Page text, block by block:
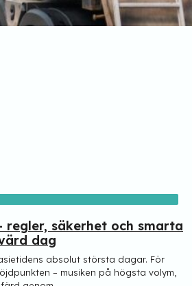
regler, säkerhet och smarta
dag
absolut största dagar. För
– musiken på högsta volym,